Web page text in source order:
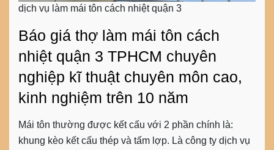
dịch vụ làm mái tôn cách nhiệt quận 3
Báo giá thợ làm mái tôn cách
nhiệt quận 3 TPHCM chuyên
nghiệp kĩ thuật chuyên môn cao,
kinh nghiệm trên 10 năm
Mái tôn thường được kết cấu với 2 phần chính là:
khung kèo kết cấu thép và tấm lợp. Là công ty dịch vụ